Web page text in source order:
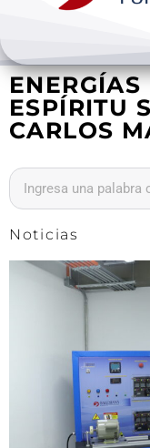
Investigación
Extension y
ESPÍRITU
CARLOS
Noticias